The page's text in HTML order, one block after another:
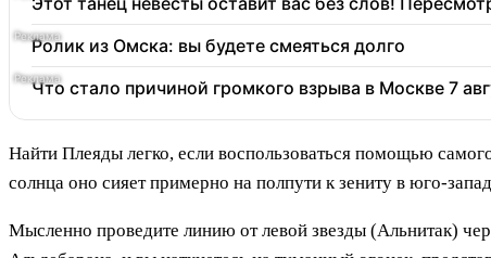
Ролик из Омска: вы будете смеяться долго
Что стало причиной громкого взрыва в Москве 7
Найти Плеяды легко, если воспользоваться помощью
солнца оно сияет примерно на полпути к зениту в юго-
Мысленно проведите линию от левой звезды (Альнитак)